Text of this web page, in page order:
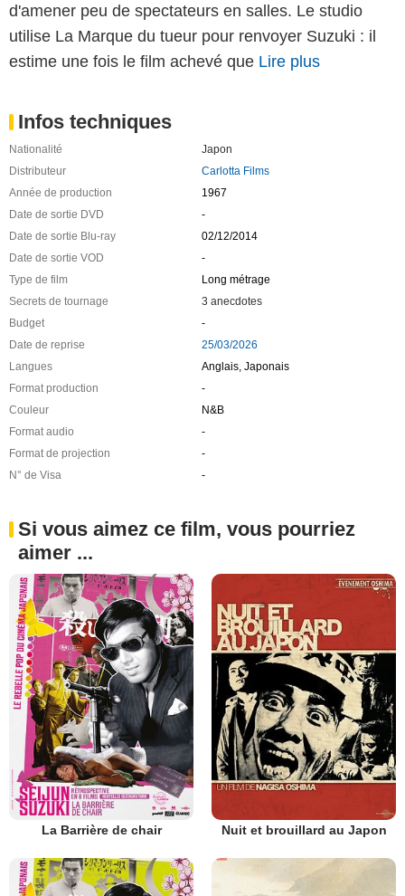
d'amener peu de spectateurs en salles. Le studio
utilise La Marque du tueur pour renvoyer Suzuki : il
estime une fois le film achevé que Lire plus
Infos techniques
Nationalité
Japon
Distributeur
Carlotta Films
Année de production
1967
Date de sortie DVD
-
Date de sortie Blu-ray
02/12/2014
Date de sortie VOD
-
Type de film
Long métrage
Secrets de tournage
3 anecdotes
Budget
-
Date de reprise
25/03/2026
Langues
Anglais, Japonais
Format production
-
Couleur
N&B
Format audio
-
Format de projection
-
N° de Visa
-
Si vous aimez ce film, vous pourriez
aimer ...
La Barrière de chair Nuit et brouillard au Japon